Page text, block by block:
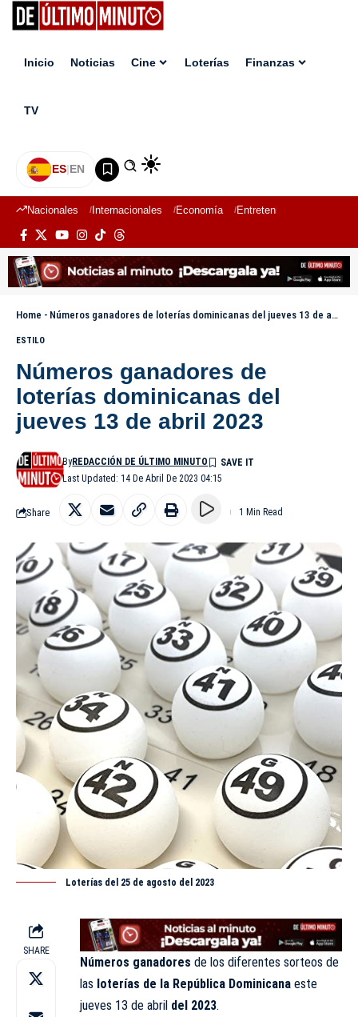
Inicio Noticias Cine Loterías Finanzas
TV
ES|EN
Nacionales Internacionales Economía Entretenimiento
Home - Números ganadores de loterías dominicanas del jueves 13 de abril 2023
ESTILO
Números ganadores de
loterías dominicanas del
jueves 13 de abril 2023
Last Updated: 14 De Abril De 2023 04:15
ByREDACCIÓN DE ÚLTIMO MINUTO
Share 1 Min Read
Loterías del 25 de agosto del 2023
SHARE
Números ganadores de los diferentes sorteos de
las loterías de la República Dominicana este
jueves 13 de abril del 2023.